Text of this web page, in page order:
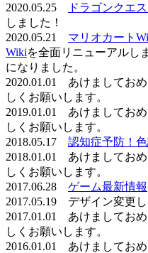
2020.05.25
ドラゴンクエ
しました！
2020.05.21 マリオカート
Wikiを全面リニューアルし
になりました。
2020.01.01 あけましてお
しくお願いします。
2019.01.01 あけましてお
しくお願いします。
2018.05.17 認知症予防！
2018.01.01 あけましてお
しくお願いします。
2017.06.28 ゲーム最新情報
2017.05.19 デザイン変更し
2017.01.01 あけましてお
しくお願いします。
2016.01.01 あけましてお